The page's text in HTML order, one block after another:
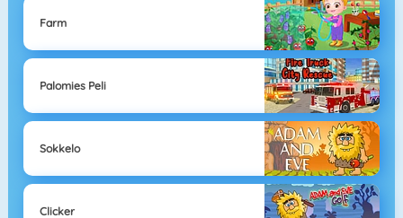
Farm
Palomies Peli
Sokkelo
Clicker